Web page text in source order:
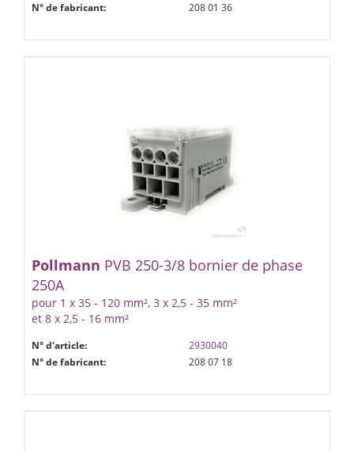
N° de fabricant:
208 01 36
Pollmann PVB 250-3/8 bornier de phase
250A
pour 1 x 35 - 120 mm², 3 x 2,5 - 35 mm²
et 8 x 2,5 - 16 mm²
N° d'article:
2930040
N° de fabricant:
208 07 18